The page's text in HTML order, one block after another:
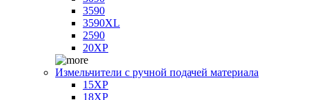
3590
3590XL
2590
20XP
Измельчители с ручной подачей материала
15XP
18XP